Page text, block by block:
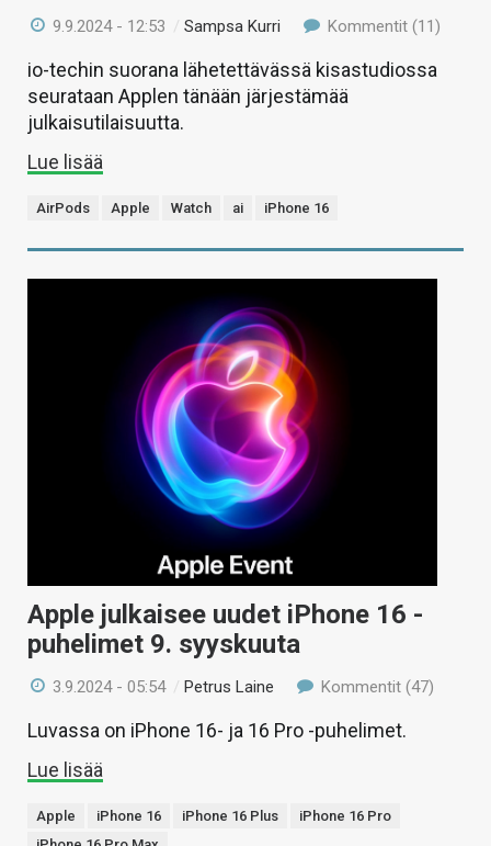
9.9.2024 - 12:53 /Sampsa Kurri Kommentit (11)
io-techin suorana lähetettävässä kisastudiossa
seurataan Applen tänään järjestämää
julkaisutilaisuutta.
Lue lisää
AirPods Apple Watch ai iPhone 16
Apple julkaisee uudet iPhone 16 -
puhelimet 9. syyskuuta
3.9.2024 - 05:54 /Petrus Laine Kommentit (47)
Luvassa on iPhone 16- ja 16 Pro -puhelimet.
Lue lisää
Apple iPhone 16 iPhone 16 Plus
iPhone 16 Pro